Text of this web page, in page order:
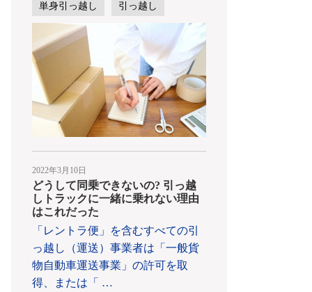
単身引っ越し 引っ越し
2022年3月10日
どうして同乗できないの? 引っ越
しトラックに一緒に乗れない理由
はこれだった
「レントラ便」を含むすべての引
っ越し（運送）事業者は「一般貨
物自動車運送事業」の許可を取
得、または「 …